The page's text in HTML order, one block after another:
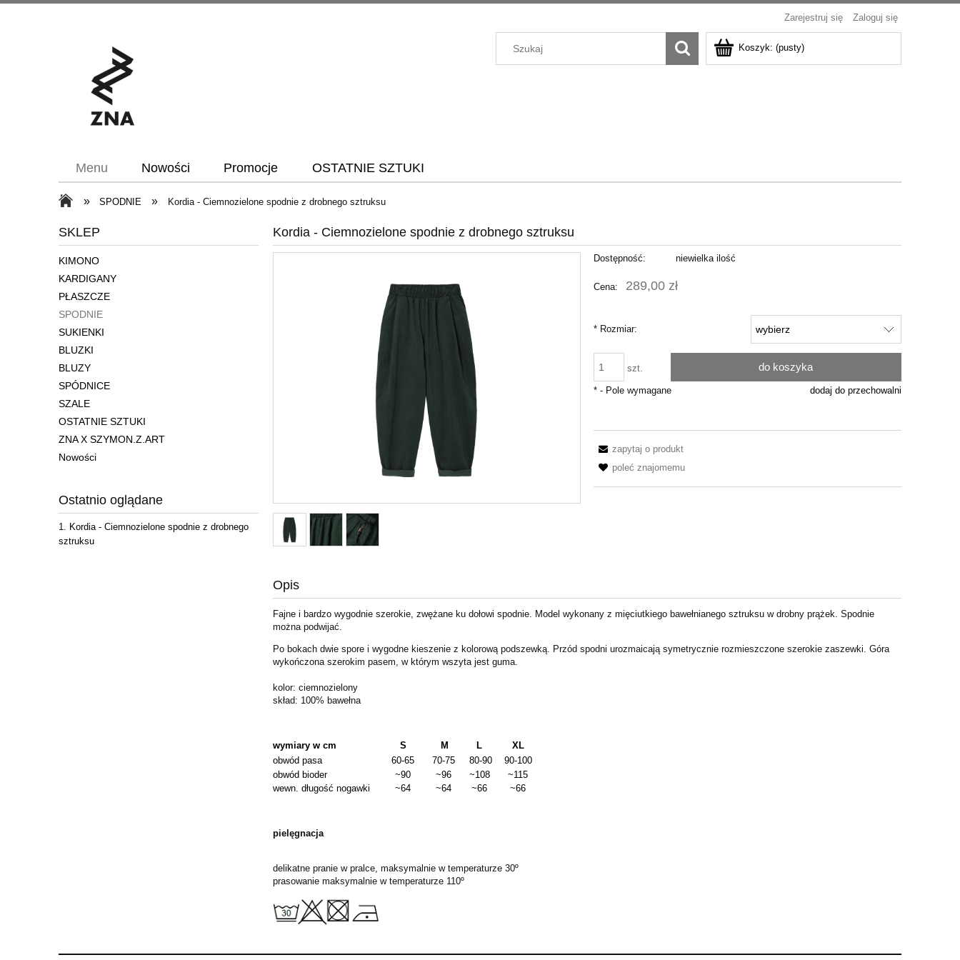
Zarejestruj się Zaloguj się
Koszyk: (pusty)
Menu Nowości Promocje OSTATNIE SZTUKI
» SPODNIE » Kordia - Ciemnozielone spodnie z drobnego sztruksu
SKLEP
KIMONO
KARDIGANY
PŁASZCZE
SPODNIE
SUKIENKI
BLUZKI
BLUZY
SPÓDNICE
SZALE
OSTATNIE SZTUKI
ZNA X SZYMON.Z.ART
Nowości
Ostatnio oglądane
Kordia - Ciemnozielone spodnie z drobnego
sztruksu
Kordia - Ciemnozielone spodnie z drobnego sztruksu
Dostępność: niewielka ilość
Cena: 289,00 zł
* Rozmiar:
szt. do koszyka
dodaj do przechowalni
* - Pole wymagane
zapytaj o produkt
poleć znajomemu
Opis
Fajne i bardzo wygodnie szerokie, zwężane ku dołowi spodnie. Model wykonany z mięciutkiego bawełnianego sztruksu w drobny prążek. Spodnie
można podwijać.
Po bokach dwie spore i wygodne kieszenie z kolorową podszewką. Przód spodni urozmaicają symetrycznie rozmieszczone szerokie zaszewki. Góra
wykończona szerokim pasem, w którym wszyta jest guma.
kolor: ciemnozielony
skład: 100% bawełna
wymiary w cm S M L
XL
obwód pasa
60-65 70-75 80-90
90-100
obwód bioder
~90 ~96 ~108
~115
wewn. długość nogawki
~64 ~64 ~66 ~66
pielęgnacja
delikatne pranie w pralce, maksymalnie w temperaturze 30º
prasowanie maksymalnie w temperaturze 110º